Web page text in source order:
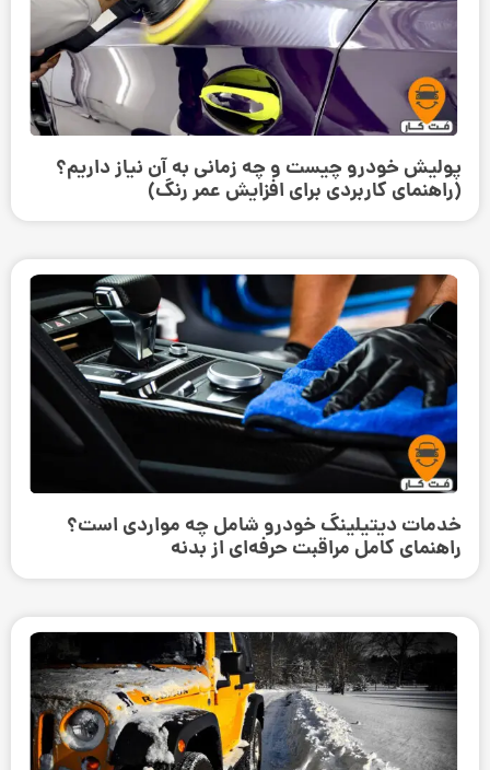
پولیش خودرو چیست و چه زمانی به آن نیاز داریم؟
(راهنمای کاربردی برای افزایش عمر رنگ)
خدمات دیتیلینگ خودرو شامل چه مواردی است؟
راهنمای کامل مراقبت حرفه‌ای از بدنه